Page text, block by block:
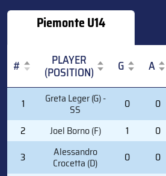
Piemonte U14
# PLAYER
(POSITION) G A
PLAYER
(POSITION)
1 Greta Leger (G) -
SS 0 0
2
Joel Borno (F) 1 0
3
Alessandro
Crocetta (D) 0 0